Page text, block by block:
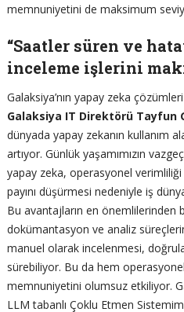
memnuniyetini de maksimum
“Saatler süren ve
inceleme işlerini
Galaksiya’nın yapay zeka
Galaksiya IT Direktörü Tayfun
dünyada yapay zekanın kullanım
artıyor. Günlük yaşamımızın
yapay zeka, operasyonel
payını düşürmesi nedeniyle iş
Bu avantajların en önemlilerinden
dokümantasyon ve analiz
manuel olarak incelenmesi,
sürebiliyor. Bu da hem
memnuniyetini olumsuz etkiliyor.
LLM tabanlı Çoklu Etmen